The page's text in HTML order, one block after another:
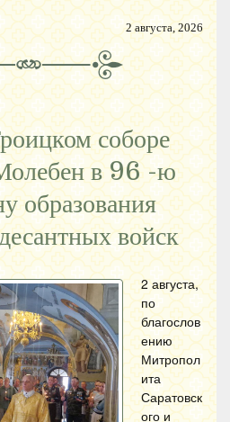
2 августа, 2026
соборе
в 96 -ю
образования
войск
2 августа,
по
благослов
ению
Митропол
ита
Саратовск
ого и